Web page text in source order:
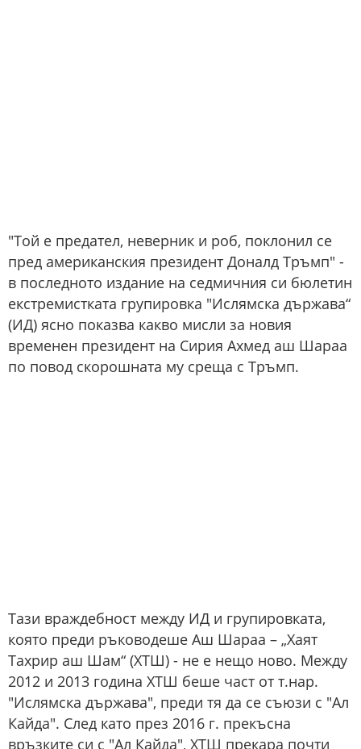
"Той е предател, неверник и роб, поклонил се
пред американския президент Доналд Тръмп" -
в последното издание на седмичния си бюлетин
екстремистката групировка "Ислямска държава“
(ИД) ясно показва какво мисли за новия
временен президент на Сирия Ахмед аш Шараа
по повод скорошната му среща с Тръмп.
Тази враждебност между ИД и групировката,
която преди ръководеше Аш Шараа – „Хаят
Тахрир аш Шам“ (ХТШ) - не е нещо ново. Между
2012 и 2013 година ХТШ беше част от т.нар.
"Ислямска държава", преди тя да се съюзи с "Ал
Кайда". След като през 2016 г. прекъсна
връзките си с "Ал Кайда", ХТШ прекара почти